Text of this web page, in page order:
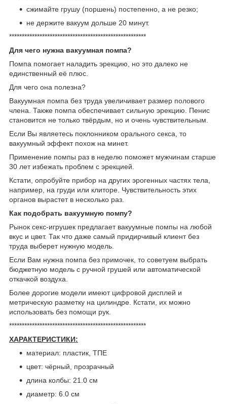
сжимайте грушу (поршень) постепенно, а не резко;
не держите вакуум дольше 20 минут.
******************************************************
Для чего нужна вакуумная помпа?
Помпа помогает наладить эрекцию, но это далеко не
единственный её плюс.
Для чего она полезна?
Вакуумная помпа без труда увеличивает размер полового
члена. Также помпа обеспечивает сильную эрекцию. Пенис
становится не только твёрдым, но и очень чувствительным.
Если Вы являетесь поклонником орального секса, то
вакуумный эффект похож на минет.
Применение помпы раз в неделю поможет мужчинам старше
30 лет избежать проблем с эрекцией.
Кстати, опробуйте прибор на других эрогенных частях тела,
например, на груди или клиторе. Чувствительность этих
органов вырастет в несколько раз.
Как подобрать вакуумную помпу?
Рынок секс-игрушек предлагает вакуумные помпы на любой
вкус и цвет. Так что даже самый придирчивый клиент без
труда выберет нужную модель.
Если Вам нужна помпа без примочек, то советуем выбрать
бюджетную модель с ручной грушей или автоматической
откачкой воздуха.
Более дорогие модели имеют цифровой дисплей и
метрическую разметку на цилиндре. Кстати, их можно
использовать без помощи рук.
******************************************************
ХАРАКТЕРИСТИКИ:
материал: пластик, ТПЕ
цвет: чёрный, прозрачный
длина колбы: 21.0 см
диаметр: 6.0 см